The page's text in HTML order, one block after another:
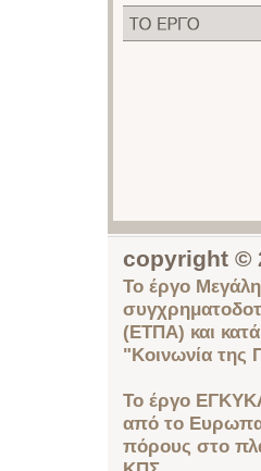
copyright ©
Το έργο
(ΕΤΠΑ) και
"Κοινωνία της
Το έργο
από το
πόρους στο